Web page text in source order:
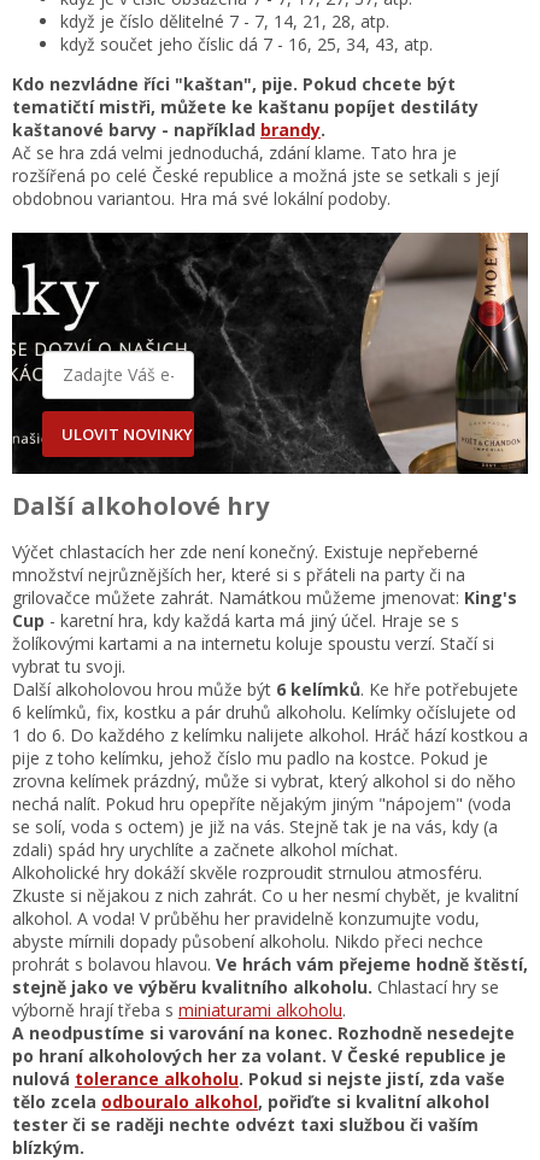
když je číslo dělitelné 7 - 7, 14, 21, 28, atp.
když součet jeho číslic dá 7 - 16, 25, 34, 43, atp.
Kdo nezvládne říci "kaštan", pije. Pokud chcete být
tematičtí mistři, můžete ke kaštanu popíjet destiláty
kaštanové barvy - například brandy.
Ač se hra zdá velmi jednoduchá, zdání klame. Tato hra je
rozšířená po celé České republice a možná jste se setkali s její
obdobnou variantou. Hra má své lokální podoby.
ULOVIT NOVINKY
Další alkoholové hry
Výčet chlastacích her zde není konečný. Existuje nepřeberné
množství nejrůznějších her, které si s přáteli na party či na
grilovačce můžete zahrát. Namátkou můžeme jmenovat: King's
Cup - karetní hra, kdy každá karta má jiný účel. Hraje se s
žolíkovými kartami a na internetu koluje spoustu verzí. Stačí si
vybrat tu svoji.
Další alkoholovou hrou může být 6 kelímků. Ke hře potřebujete
6 kelímků, fix, kostku a pár druhů alkoholu. Kelímky očíslujete od
1 do 6. Do každého z kelímku nalijete alkohol. Hráč hází kostkou a
pije z toho kelímku, jehož číslo mu padlo na kostce. Pokud je
zrovna kelímek prázdný, může si vybrat, který alkohol si do něho
nechá nalít. Pokud hru opepříte nějakým jiným "nápojem" (voda
se solí, voda s octem) je již na vás. Stejně tak je na vás, kdy (a
zdali) spád hry urychlíte a začnete alkohol míchat.
Alkoholické hry dokáží skvěle rozproudit strnulou atmosféru.
Zkuste si nějakou z nich zahrát. Co u her nesmí chybět, je kvalitní
alkohol. A voda! V průběhu her pravidelně konzumujte vodu,
abyste mírnili dopady působení alkoholu. Nikdo přeci nechce
prohrát s bolavou hlavou. Ve hrách vám přejeme hodně štěstí,
stejně jako ve výběru kvalitního alkoholu. Chlastací hry se
výborně hrají třeba s miniaturami alkoholu.
A neodpustíme si varování na konec. Rozhodně nesedejte
po hraní alkoholových her za volant. V České republice je
nulová tolerance alkoholu. Pokud si nejste jistí, zda vaše
tělo zcela odbouralo alkohol, pořiďte si kvalitní alkohol
tester či se raději nechte odvézt taxi službou či vaším
blízkým.